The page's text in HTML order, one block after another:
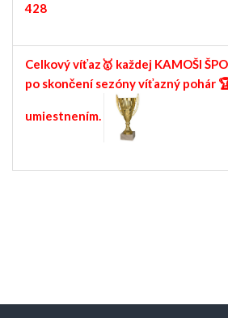
428
Celkový víťaz🥇 každej KAMOŠI
po skončení sezóny víťazný pohár
umiestnením.